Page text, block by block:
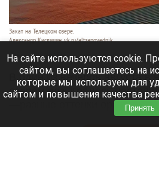
Закат на Телецком озере.
Александр Кислицин, vk.ru/altzapovednik
9 августа 2026 в 15:05
В один из вечеров августа
озером разыгралось
—разные оттенки оранжево-
синевы вод озера и
На сайте используются cookie.
сайтом, вы соглашаетесь на
которые мы используем для
сайтом и повышения качества
Принять